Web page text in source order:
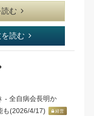
む
読む
- 全自病会長明か
も(2026/4/17)
経営